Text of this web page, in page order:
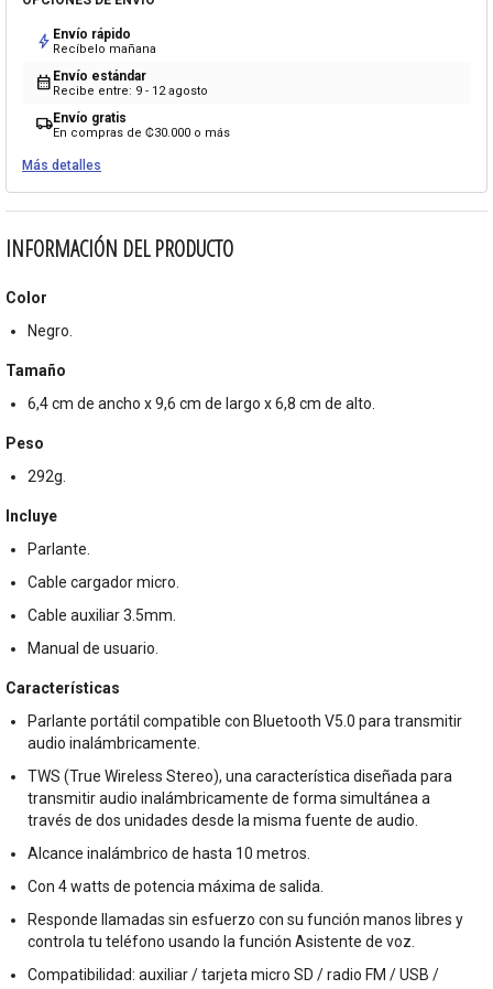
bolt Envío rápido
Recíbelo mañana
calendar_month Envío estándar
Recibe entre: 9 - 12 agosto
local_shippingEnvío gratis
En compras de ₡30.000 o más
Más detalles
INFORMACIÓN DEL PRODUCTO
Color
Negro.
Tamaño
6,4 cm de ancho x 9,6 cm de largo x 6,8 cm de alto.
Peso
292g.
Incluye
Parlante.
Cable cargador micro.
Cable auxiliar 3.5mm.
Manual de usuario.
Características
Parlante portátil compatible con Bluetooth V5.0 para transmitir
audio inalámbricamente.
TWS (True Wireless Stereo), una característica diseñada para
transmitir audio inalámbricamente de forma simultánea a
través de dos unidades desde la misma fuente de audio.
Alcance inalámbrico de hasta 10 metros.
Con 4 watts de potencia máxima de salida.
Responde llamadas sin esfuerzo con su función manos libres y
controla tu teléfono usando la función Asistente de voz.
Compatibilidad: auxiliar / tarjeta micro SD / radio FM / USB /